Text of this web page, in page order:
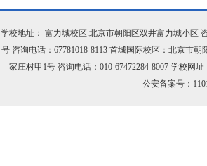
学校地址： 富力城校区:北京市朝阳区双井富力城小区
号 咨询电话：67781018-8113 首城国际校区：北京市
家庄村甲1号 咨询电话：010-67472284-8007 学校网
公安备案号：